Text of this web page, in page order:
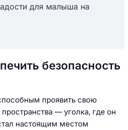
для малыша на
безопасность
проявить свою
— уголка, где он
настоящим местом